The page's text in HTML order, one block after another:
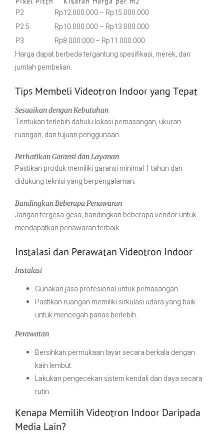
P2
Rp12.000.000 – Rp15.000.000
P2.5
Rp10.000.000 – Rp13.000.000
P3
Rp8.000.000 – Rp11.000.000
Harga dapat berbeda tergantung spesifikasi, merek, dan
jumlah pembelian.
Tips Membeli Videotron Indoor yang Tepat
Sesuaikan dengan Kebutuhan
Tentukan terlebih dahulu lokasi pemasangan, ukuran
ruangan, dan tujuan penggunaan.
Perhatikan Garansi dan Layanan
Pastikan produk memiliki garansi minimal 1 tahun dan
didukung teknisi yang berpengalaman.
Bandingkan Beberapa Penawaran
Jangan tergesa-gesa, bandingkan beberapa vendor untuk
mendapatkan penawaran terbaik.
Instalasi dan Perawatan Videotron Indoor
Instalasi
Gunakan jasa profesional untuk pemasangan.
Pastikan ruangan memiliki sirkulasi udara yang baik
untuk mencegah panas berlebih.
Perawatan
Bersihkan permukaan layar secara berkala dengan
kain lembut.
Lakukan pengecekan sistem kendali dan daya secara
rutin.
Kenapa Memilih Videotron Indoor Daripada
Media Lain?